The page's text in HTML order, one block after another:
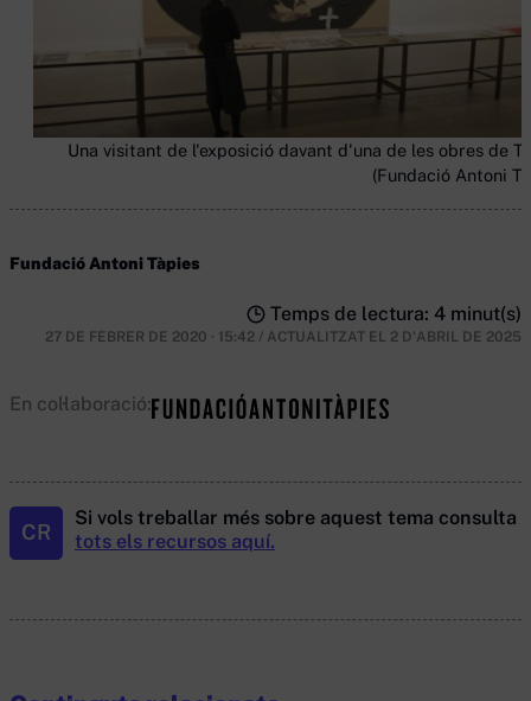
Una visitant de l'exposició davant d'una de les obres de
(Fundació Antoni
Fundació Antoni Tàpies
Temps de lectura: 4 minut(s)
27 DE FEBRER DE 2020 · 15:42 / ACTUALITZAT EL 2 D'ABRIL DE 2025
En col·laboració:
CR
Si vols treballar més sobre aquest tema consulta
tots els recursos aquí.